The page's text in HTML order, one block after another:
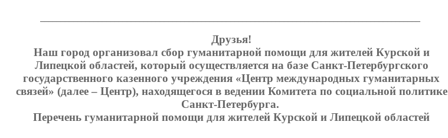
Друзья!
Наш город организовал сбор гуманитарной помощи для жителей Курской и
Липецкой областей, который осуществляется на базе Санкт-Петербургского
государственного казенного учреждения «Центр международных гуманитарных
связей» (далее – Центр), находящегося в ведении Комитета по социальной политике
Санкт-Петербурга.
Перечень гуманитарной помощи для жителей Курской и Липецкой областей